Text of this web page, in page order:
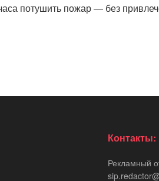
потушить пожар — без
Контакты:
Рекламный